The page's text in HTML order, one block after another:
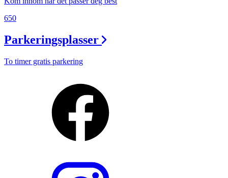
650
Parkeringsplasser
To timer gratis parkering